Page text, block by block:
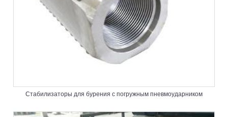
Стабилизаторы для бурения с погружным пневмоударником